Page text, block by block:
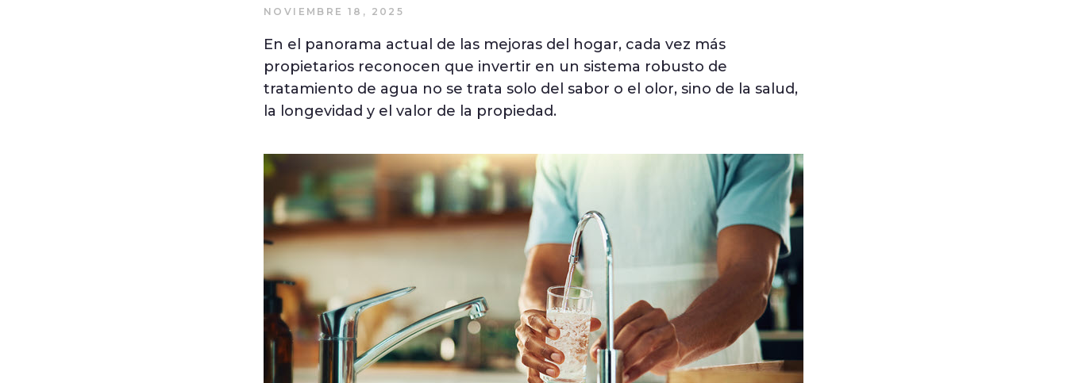
NOVIEMBRE 18, 2025
En el panorama actual de las mejoras del hogar, cada vez más
propietarios reconocen que invertir en un sistema robusto de
tratamiento de agua no se trata solo del sabor o el olor, sino de la salud,
la longevidad y el valor de la propiedad.